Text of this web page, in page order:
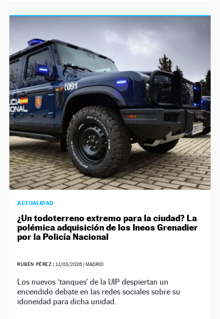
ACTUALIDAD
¿Un todoterreno extremo para la ciudad? La
polémica adquisición de los Ineos Grenadier
por la Policía Nacional
RUBÉN PÉREZ | 11/03/2026 | MADRID
Los nuevos ‘tanques’ de la UIP despiertan un
encendido debate en las redes sociales sobre su
idoneidad para dicha unidad.